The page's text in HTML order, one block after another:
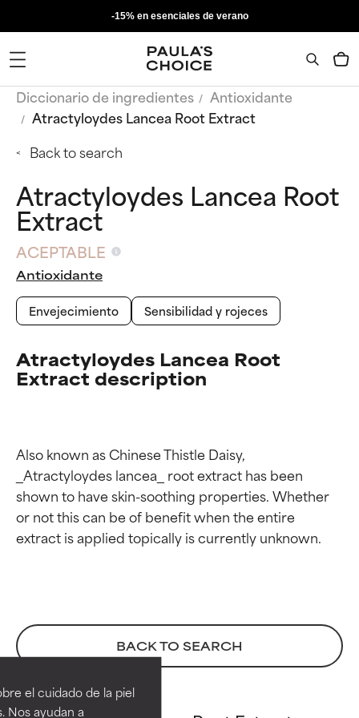
el cuidado de la piel
Nos ayudan a
-15% en esenciales de verano
Diccionario de ingredientes
Antioxidante
Atractyloydes Lancea Root Extract
Back to search
Atractyloydes Lancea Root
Extract
ACEPTABLE
Antioxidante
Envejecimiento
Sensibilidad y rojeces
Atractyloydes Lancea Root
Extract description
Also known as Chinese Thistle Daisy,
_Atractyloydes lancea_ root extract has been
shown to have skin-soothing properties. Whether
or not this can be of benefit when the entire
BACK TO SEARCH
Calificaciones de
ingredientes
EXCELENTE
Calificaciones de
ingredientes
EXCELENTE